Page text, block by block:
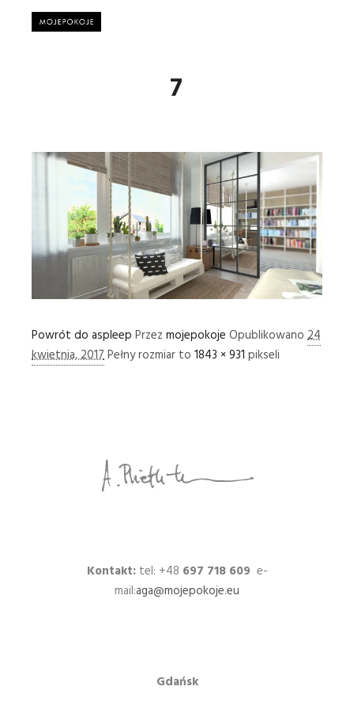
7
Powrót do aspleep Przez mojepokoje Opublikowano 24
kwietnia, 2017Pełny rozmiar to 1843 × 931 pikseli
Kontakt:tel: +48 697 718 609 e-
mail:aga@mojepokoje.eu
Gdańsk